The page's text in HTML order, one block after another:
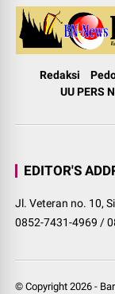
Redaksi
UU PERS
EDITOR'S
Jl. Veteran no. 10,
0852-7431-4969 /
© Copyright2026 -